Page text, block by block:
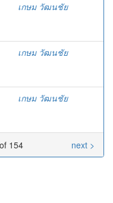
เกษม วัฒนชัย
เกษม วัฒนชัย
เกษม วัฒนชัย
154 next >